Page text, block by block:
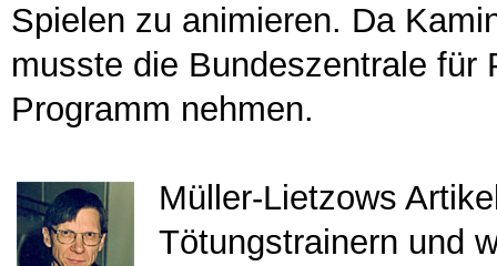
Spielen zu animieren. Da
musste die Bundeszentrale
Programm nehmen.
Müller-Lietzows
Tötungstrainern und